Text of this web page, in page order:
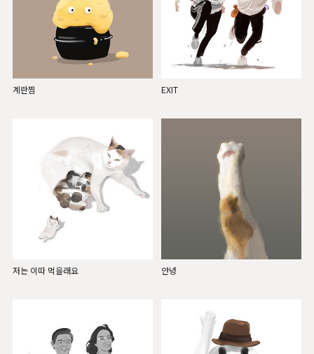
계란찜 EXIT
저는 이따 먹을래요 안녕